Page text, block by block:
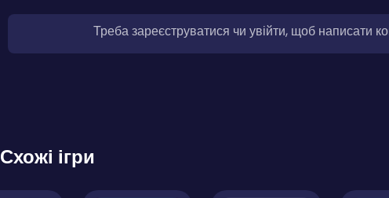
Треба зареєструватися чи увійти, щоб написати
Схожі ігри